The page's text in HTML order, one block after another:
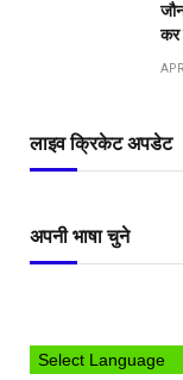
कर
लाइव क्रिकेट अपडेट
अपनी भाषा चुने